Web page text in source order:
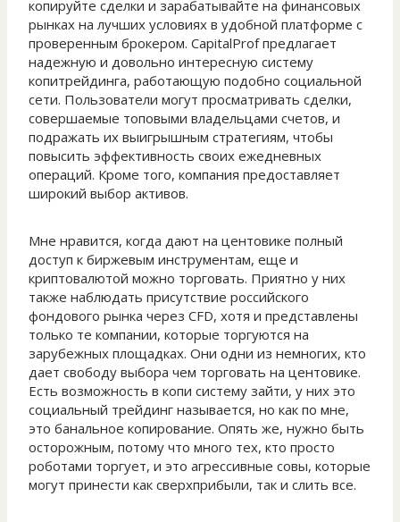
копируйте сделки и зарабатывайте на финансовых
рынках на лучших условиях в удобной платформе с
проверенным брокером. CapitalProf предлагает
надежную и довольно интересную систему
копитрейдинга, работающую подобно социальной
сети. Пользователи могут просматривать сделки,
совершаемые топовыми владельцами счетов, и
подражать их выигрышным стратегиям, чтобы
повысить эффективность своих ежедневных
операций. Кроме того, компания предоставляет
широкий выбор активов.
Мне нравится, когда дают на центовике полный
доступ к биржевым инструментам, еще и
криптовалютой можно торговать. Приятно у них
также наблюдать присутствие российского
фондового рынка через CFD, хотя и представлены
только те компании, которые торгуются на
зарубежных площадках. Они одни из немногих, кто
дает свободу выбора чем торговать на центовике.
Есть возможность в копи систему зайти, у них это
социальный трейдинг называется, но как по мне,
это банальное копирование. Опять же, нужно быть
осторожным, потому что много тех, кто просто
роботами торгует, и это агрессивные совы, которые
могут принести как сверхприбыли, так и слить все.